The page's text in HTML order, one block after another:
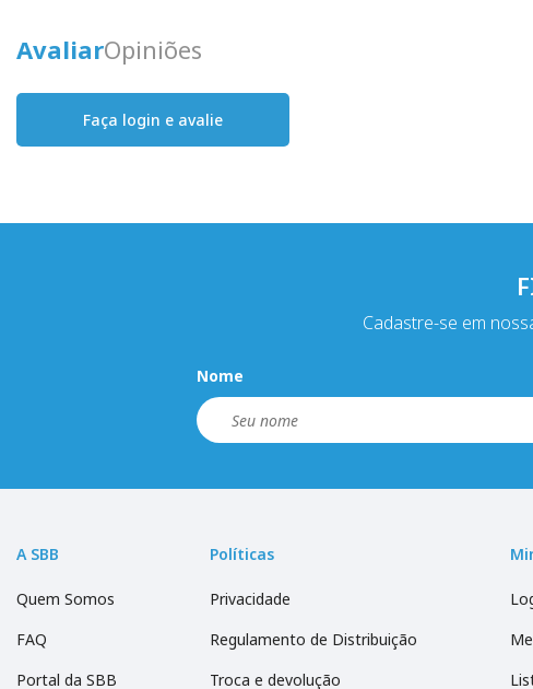
AvaliarOpiniões
Faça login e avalie
Cadastre-se em
Nome
A SBB
Quem Somos
FAQ
Portal da SBB
Políticas
Privacidade
Regulamento de Distribuição
Troca e devolução